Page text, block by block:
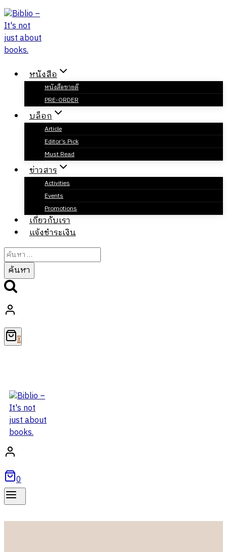
Skip
to
content
หนังสือ
หนังสือขายดี
PRE-ORDER
บล็อก
Article
Editor’s Pick
Must Read
ข่าวสาร
Activities
Events
Promotions
เกี่ยวกับเรา
แจ้งชำระเงิน
ค้นหา
สำหรับ:
0
0